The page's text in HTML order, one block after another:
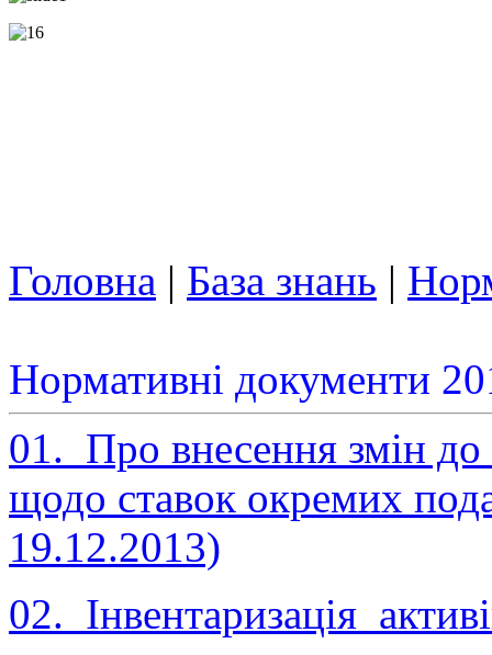
Головна | База знань |
Нормативні документи
01. Про внесення змін до
щодо ставок окремих
19.12.2013)
02. Інвентаризація